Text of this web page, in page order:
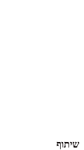
שיתוף